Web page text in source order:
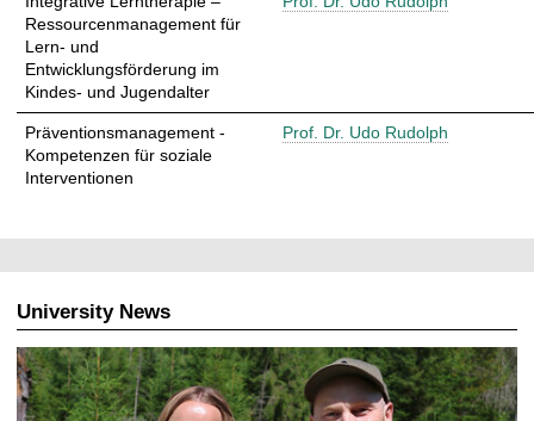
Ressourcenmanagement für
Lern- und
Entwicklungsförderung im
Kindes- und Jugendalter
Präventionsmanagement -
Kompetenzen für soziale
Interventionen
Prof. Dr. Udo Rudolph
University News